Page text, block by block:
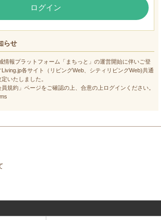
ログイン
らせ
情報プラットフォーム「まちっと」の運営開始に伴いご登
各サイト（リビングWeb、シティリビングWeb)共通
いたしました。
規約」ページをご確認の上、合意の上ログインください。